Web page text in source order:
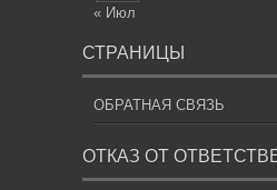
« Июл
СТРАНИЦЫ
ОБРАТНАЯ СВЯЗЬ
ОТКАЗ ОТ